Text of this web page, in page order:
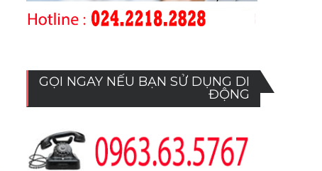
GỌI NGAY NẾU BẠN SỬ DỤNG DI
ĐỘNG